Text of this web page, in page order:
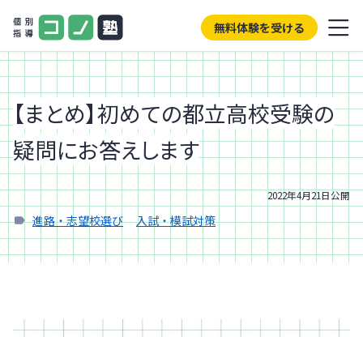
無料体験を受ける
【まとめ】初めての都立高校受験の
疑問にお答えします
2022年4月21日公開
進路・志望校選び 入試・模試対策